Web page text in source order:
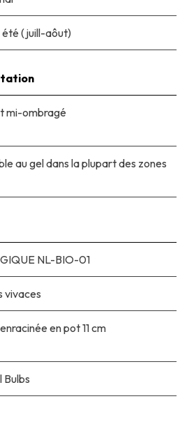
été (juill-aôut)
mi-ombragé
au gel dans la plupart des zones
NL-BIO-01
vivaces
en pot 11 cm
Bulbs